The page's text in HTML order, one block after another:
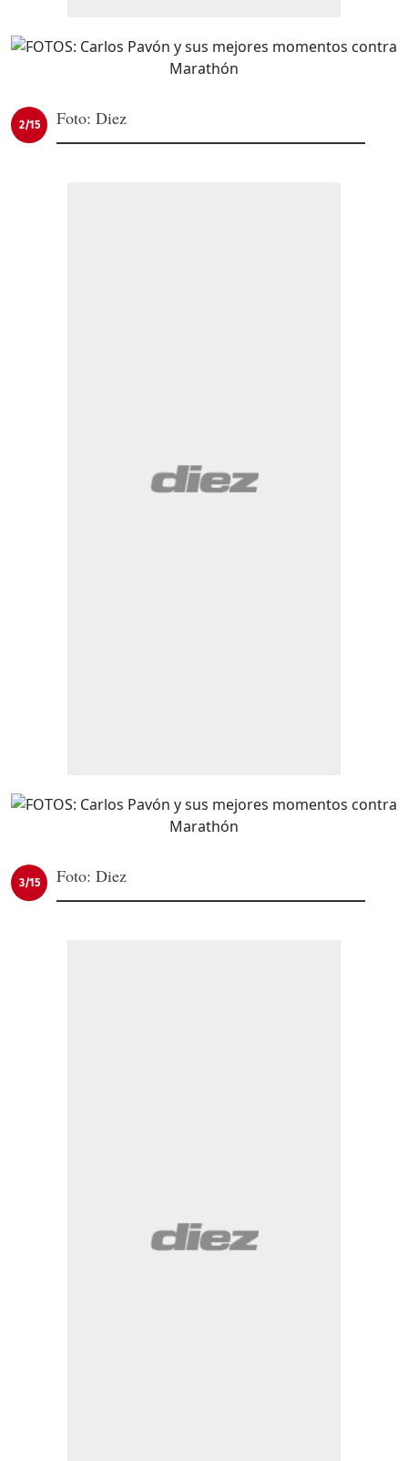
2/15 Foto: Diez
3/15 Foto: Diez